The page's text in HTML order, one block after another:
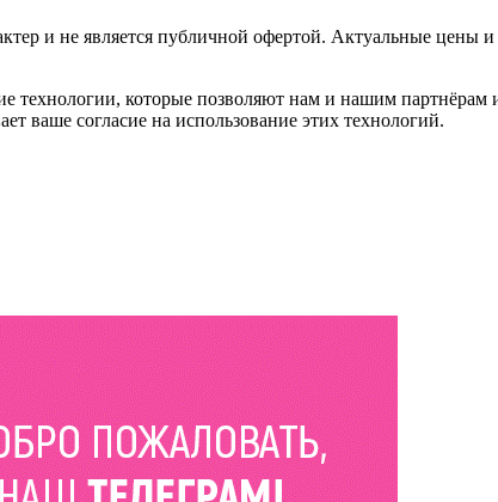
и не является публичной офертой. Актуальные цены и
которые позволяют нам и нашим партнёрам
ваше согласие на использование этих технологий.